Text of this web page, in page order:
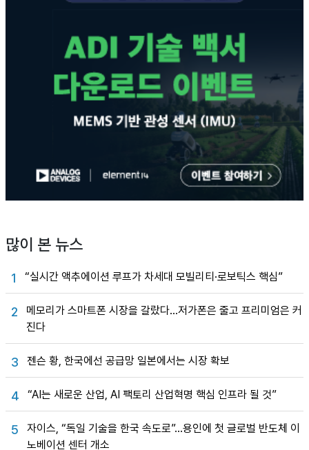
많이 본 뉴스
1 “실시간 액추에이션 루프가 차세대 모빌리티·로보틱스 핵심”
2
메모리가 스마트폰 시장을 갈랐다…저가폰은 줄고 프리미엄은 커
진다
3 젠슨 황, 한국에선 공급망 일본에서는 시장 확보
4 “AI는 새로운 산업, AI 팩토리 산업혁명 핵심 인프라 될 것”
5
자이스, “독일 기술을 한국 속도로”…용인에 첫 글로벌 반도체 이
노베이션 센터 개소